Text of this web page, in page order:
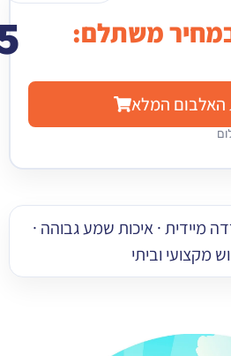
משתלם: ₪ 15
איכות שמע גבוהה ·